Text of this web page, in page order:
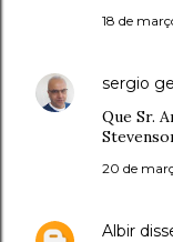
18 de
sergio
Que Sr.
20 de
Albir